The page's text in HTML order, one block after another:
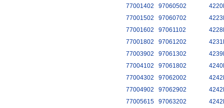
77001402 97060502
77001502
97060702
77001602
97061102
77001802
97061202
77003902
97061302
77004102
97061802
77004302
97062002
77004902
97062902
77005615
97063202